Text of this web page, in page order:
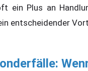
ein Plus an
entscheidender